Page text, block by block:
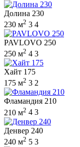
Долина 230
230 м2 3 4
PAVLOVO 250
250 м2 4 3
Хайт 175
175 м2 3 2
Фламандия 210
210 м2 4 3
Денвер 240
240 м2 5 3